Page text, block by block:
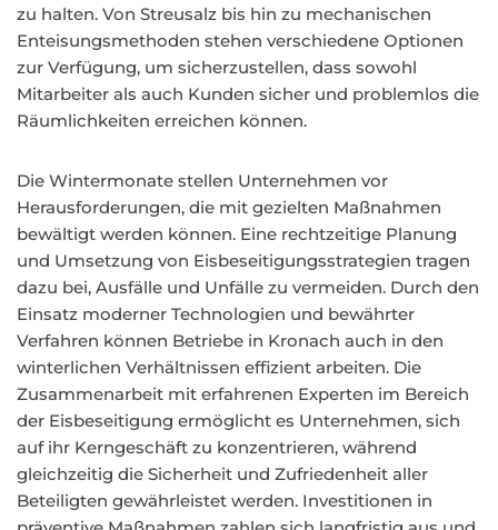
zu halten. Von Streusalz bis hin zu mechanischen
Enteisungsmethoden stehen verschiedene Optionen
zur Verfügung, um sicherzustellen, dass sowohl
Mitarbeiter als auch Kunden sicher und problemlos die
Räumlichkeiten erreichen können.
Die Wintermonate stellen Unternehmen vor
Herausforderungen, die mit gezielten Maßnahmen
bewältigt werden können. Eine rechtzeitige Planung
und Umsetzung von Eisbeseitigungsstrategien tragen
dazu bei, Ausfälle und Unfälle zu vermeiden. Durch den
Einsatz moderner Technologien und bewährter
Verfahren können Betriebe in Kronach auch in den
winterlichen Verhältnissen effizient arbeiten. Die
Zusammenarbeit mit erfahrenen Experten im Bereich
der Eisbeseitigung ermöglicht es Unternehmen, sich
auf ihr Kerngeschäft zu konzentrieren, während
gleichzeitig die Sicherheit und Zufriedenheit aller
Beteiligten gewährleistet werden. Investitionen in